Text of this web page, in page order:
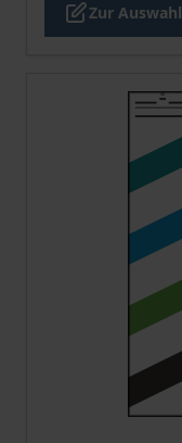
Zur Auswahl